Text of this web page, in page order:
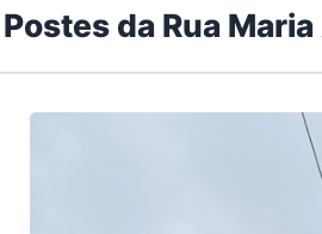
Postes da Rua